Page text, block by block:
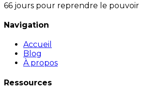
66 jours pour reprendre le pouvoir
Navigation
Accueil
Blog
À propos
Ressources